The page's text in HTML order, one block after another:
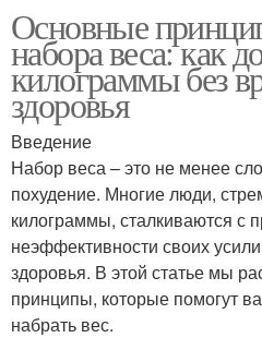
Основные
набора веса: как
килограммы без
здоровья
Введение
Набор веса – это не менее
похудение. Многие люди,
килограммы, сталкиваются с
неэффективности своих
здоровья. В этой статье мы
принципы, которые помогут
набрать вес.